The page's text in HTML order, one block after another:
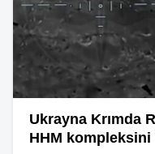
Ukrayna Krımda
HHM kompleksini